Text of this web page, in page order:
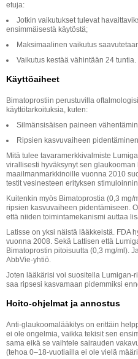
etuja:
Jotkin vaikutukset tulevat
ensimmäisestä käytöstä;
Maksimaalinen vaikutus
Vaikutus kestää vähintään 24 tuntia.
Käyttöaiheet
Bimatoprostiin perustuvilla
käyttötarkoituksia, kuten:
Silmänsisäisen paineen
Ripsien kasvuvaiheen pidentäminen.
Mitä tulee tavaramerkkivalmiste
virallisesti hyväksynyt sen glaukooman
maailmanmarkkinoille vuonna 2010
testit vesinesteen erityksen stimuloinnin
Kuitenkin myös Bimatoprostia (0,3 mg/
ripsien kasvuvaiheen pidentämiseen.
että niiden toimintamekanismi auttaa
Latisse on yksi näistä lääkkeistä. FDA
vuonna 2008. Sekä Lattisen että
Bimatoprostin pitoisuutta (0,3 mg/ml).
AbbVie-yhtiö.
Joten lääkärisi voi suositella Lumigan-
saa ripsesi kasvamaan pidemmiksi
Hoito-ohjelmat ja annostus
Anti-glaukoomalääkitys on erittäin
ei ole ongelmia, vaikka tekisit sen
sama eikä se vaihtele sairauden
(tehoa 0–18-vuotiailla ei ole vielä